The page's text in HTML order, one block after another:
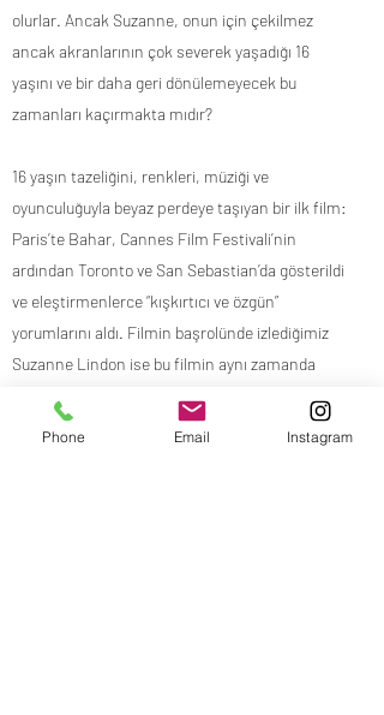
olurlar. Ancak Suzanne, onun için çekilmez
ancak akranlarının çok severek yaşadığı 16
yaşını ve bir daha geri dönülemeyecek bu
zamanları kaçırmakta mıdır?
16 yaşın tazeliğini, renkleri, müziği ve
oyunculuğuyla beyaz perdeye taşıyan bir ilk film:
Paris’te Bahar, Cannes Film Festivali’nin
ardından Toronto ve San Sebastian’da gösterildi
ve eleştirmenlerce “kışkırtıcı ve özgün”
yorumlarını aldı. Filmin başrolünde izlediğimiz
Suzanne Lindon ise bu filmin aynı zamanda
Phone Email Instagram